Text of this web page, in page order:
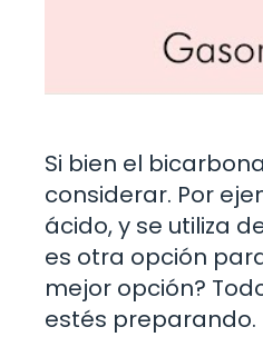
Si bien el
considerar. Por
ácido, y se utiliza
es otra opción
mejor opción?
estés preparando.